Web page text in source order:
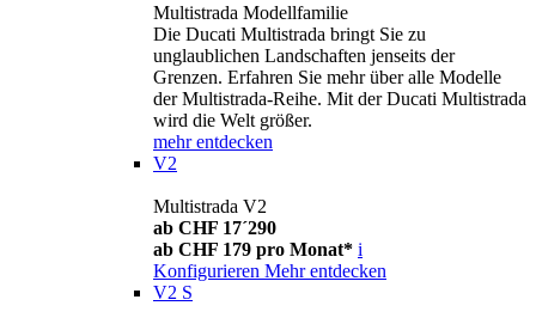
Multistrada Modellfamilie
Die Ducati Multistrada bringt Sie zu
unglaublichen Landschaften jenseits der
Grenzen. Erfahren Sie mehr über alle Modelle
der Multistrada-Reihe. Mit der Ducati Multistrada
wird die Welt größer.
mehr entdecken
V2
Multistrada V2
ab CHF 17´290
ab CHF 179 pro Monat* i
Konfigurieren Mehr entdecken
V2 S